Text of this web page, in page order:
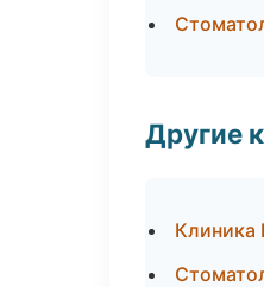
Другие
Клиника